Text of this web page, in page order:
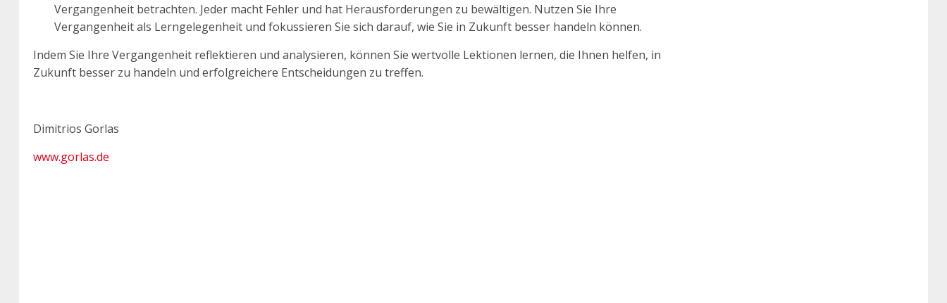
Vergangenheit betrachten. Jeder macht Fehler und hat Herausforderungen zu bewältigen. Nutzen Sie Ihre
Vergangenheit als Lerngelegenheit und fokussieren Sie sich darauf, wie Sie in Zukunft besser handeln können.
Indem Sie Ihre Vergangenheit reflektieren und analysieren, können Sie wertvolle Lektionen lernen, die Ihnen helfen, in
Zukunft besser zu handeln und erfolgreichere Entscheidungen zu treffen.
Dimitrios Gorlas
www.gorlas.de